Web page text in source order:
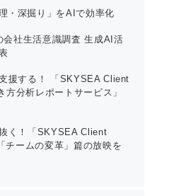
・深掘り」をAIで効率化
会社生活意識調査 生成AI活
援する！ 「SKYSEA Client
分析レポートサービス」
く！「SKYSEA Client
チームの変革」篇の放映を